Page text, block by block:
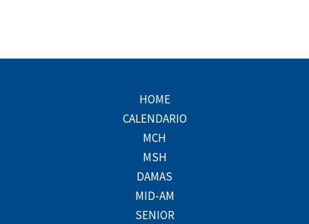
HOME
CALENDARIO
MCH
MSH
DAMAS
MID-AM
SENIOR